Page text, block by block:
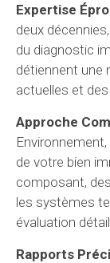
Expertise
deux
du diagnostic
détiennent une
actuelles et
Approche
de votre bien
composant,
les systèmes
évaluation
Rapports